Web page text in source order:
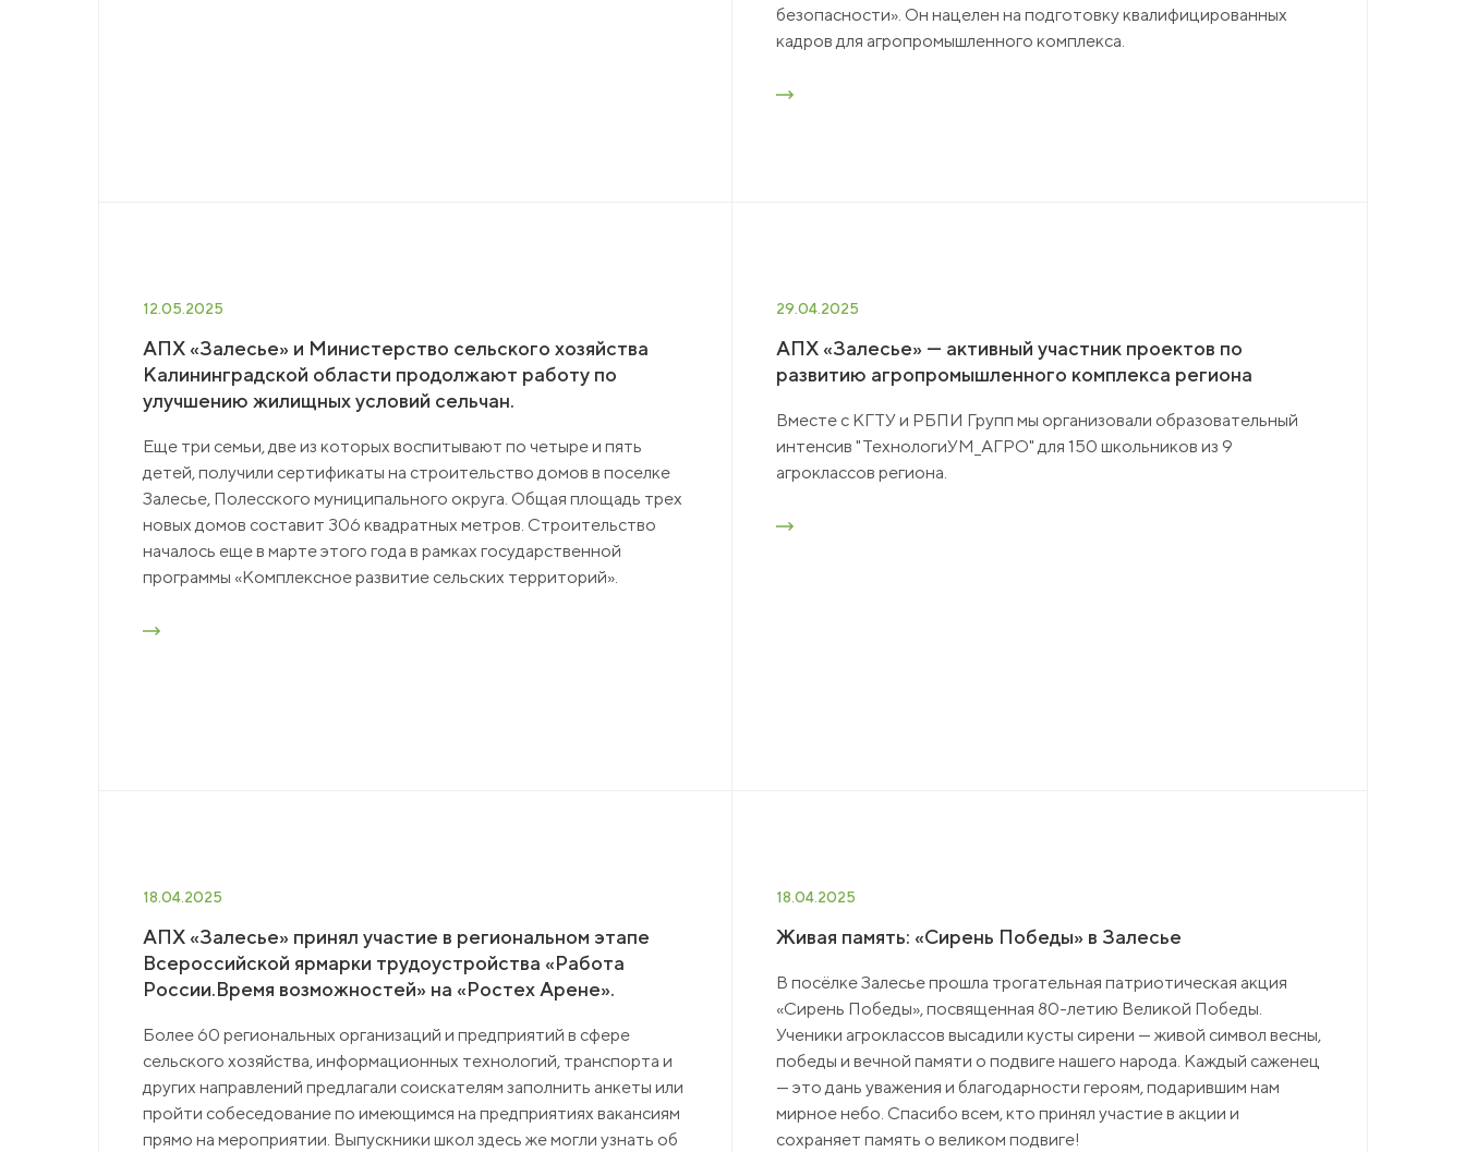
безопасности». Он нацелен на подготовку квалифицированных
кадров для агропромышленного комплекса.
12.05.2025
АПХ «Залесье» и Министерство сельского хозяйства
Калининградской области продолжают работу по
улучшению жилищных условий сельчан.
Еще три семьи, две из которых воспитывают по четыре и пять
детей, получили сертификаты на строительство домов в поселке
Залесье, Полесского муниципального округа. Общая площадь трех
новых домов составит 306 квадратных метров. Строительство
началось еще в марте этого года в рамках государственной
программы «Комплексное развитие сельских территорий».
29.04.2025
АПХ «Залесье» — активный участник проектов по
развитию агропромышленного комплекса региона
Вместе с КГТУ и РБПИ Групп мы организовали образовательный
интенсив "ТехнологиУМ_АГРО" для 150 школьников из 9
агроклассов региона.
18.04.2025
АПХ «Залесье» принял участие в региональном этапе
Всероссийской ярмарки трудоустройства «Работа
России.Время возможностей» на «Ростех Арене».
Более 60 региональных организаций и предприятий в сфере
сельского хозяйства, информационных технологий, транспорта и
других направлений предлагали соискателям заполнить анкеты или
пройти собеседование по имеющимся на предприятиях вакансиям
прямо на мероприятии. Выпускники школ здесь же могли узнать об
18.04.2025
Живая память: «Сирень Победы» в Залесье
В посёлке Залесье прошла трогательная патриотическая акция
«Сирень Победы», посвященная 80-летию Великой Победы.
Ученики агроклассов высадили кусты сирени — живой символ весны,
победы и вечной памяти о подвиге нашего народа. Каждый саженец
— это дань уважения и благодарности героям, подарившим нам
мирное небо. Спасибо всем, кто принял участие в акции и
сохраняет память о великом подвиге!